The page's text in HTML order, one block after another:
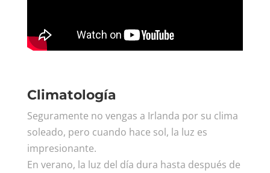
Climatología
Seguramente no vengas a Irlanda por su clima
soleado, pero cuando hace sol, la luz es
impresionante.
En verano, la luz del día dura hasta después de